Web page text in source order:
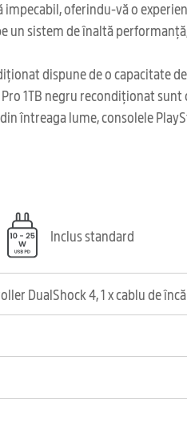
oferindu-vă o
un sistem de înaltă
dispune de o capacitate
1TB negru recondiționat
întreaga lume, consolele
Inclus standard
DualShock 4, 1 x cablu de